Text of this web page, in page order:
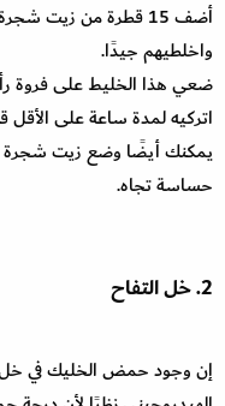
واخلطيهم جيدًا.
ضعي هذا الخليط على فروة
اتركيه لمدة ساعة على
يمكنك أيضًا وضع زيت شجرة
حساسة تجاه.
2. خل التفاح
إن وجود حمض الخليك في